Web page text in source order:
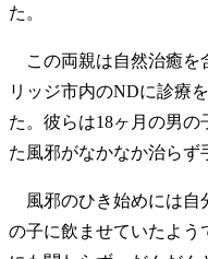
た。
この両親は自然治癒を
リッジ市内のNDに診療
た。彼らは18ヶ月の男
た風邪がなかなか治らず
風邪のひき始めには自
の子に飲ませていたよう